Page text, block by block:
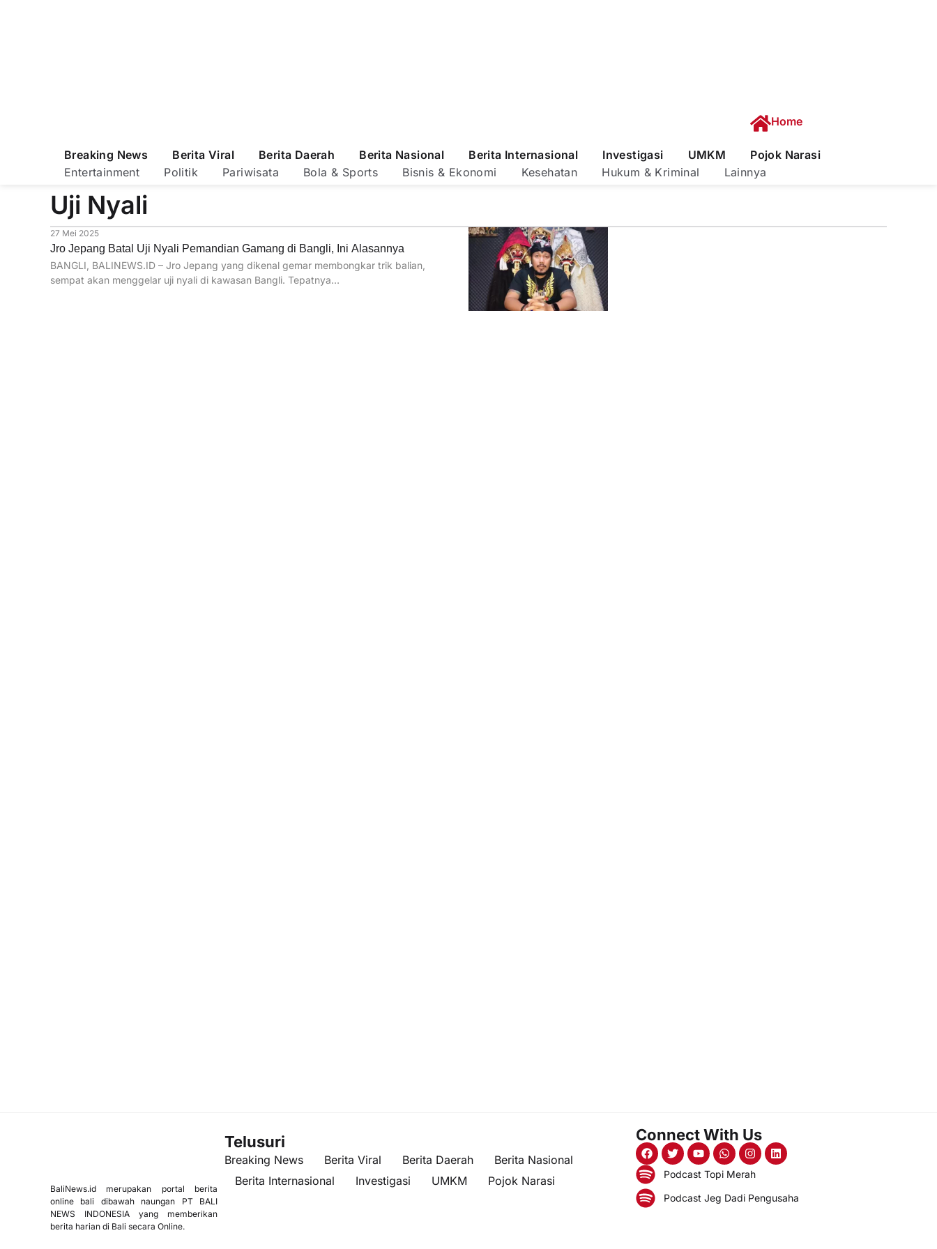
Home
Breaking News Berita Viral Berita Daerah Berita Nasional Berita Internasional Investigasi UMKM
Pojok Narasi
Entertainment
Politik Pariwisata Bola & Sports Bisnis & Ekonomi Kesehatan Hukum & Kriminal Lainnya
Uji Nyali
27 Mei 2025
Jro Jepang Batal Uji Nyali Pemandian Gamang di Bangli, Ini Alasannya
BANGLI, BALINEWS.ID – Jro Jepang yang dikenal gemar membongkar trik balian,
sempat akan menggelar uji nyali di kawasan Bangli. Tepatnya…
BaliNews.id merupakan portal berita
online bali dibawah naungan PT BALI
NEWS INDONESIA yang memberikan
berita harian di Bali secara Online.
Telusuri
Breaking News Berita Viral Berita Daerah
Berita Nasional
Berita Internasional
Investigasi UMKM Pojok Narasi
Connect With Us
Podcast Topi Merah
Podcast Jeg Dadi Pengusaha